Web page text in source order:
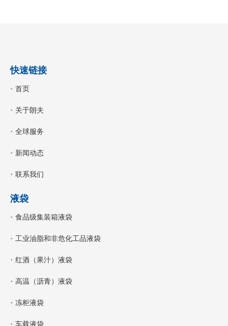
快速链接
首页
关于朗夫
全球服务
新闻动态
联系我们
液袋
食品级集装箱液袋
工业油脂和非危化工品液袋
红酒（果汁）液袋
高温（沥青）液袋
冻柜液袋
车载液袋